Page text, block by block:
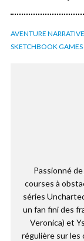
AVENTURE NARRATIVE
SKETCHBOOK GAMES
Passionné
courses à
séries
un fan fini des
Veronica) et
régulière sur les